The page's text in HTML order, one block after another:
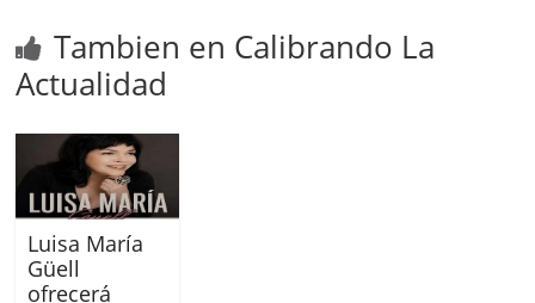
Tambien en Calibrando La
Actualidad
Luisa María
Güell
ofrecerá